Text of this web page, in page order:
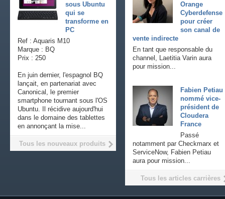
Orange
Cyberdefense
pour créer
son canal de
vente indirecte
En tant que responsable du
channel, Laetitia Varin aura
pour mission...
Fabien Petiau
nommé vice-
président de
Cloudera
France
Passé
notamment par Checkmarx et
ServiceNow, Fabien Petiau
aura pour mission...
Tous les articles carrières
sous Ubuntu
qui se
transforme en
PC
Ref : Aquaris M10
Marque : BQ
Prix : 250
En juin dernier, l'espagnol BQ
lançait, en partenariat avec
Canonical, le premier
smartphone tournant sous l'OS
Ubuntu. Il récidive aujourd'hui
dans le domaine des tablettes
en annonçant la mise...
Tous les nouveaux produits